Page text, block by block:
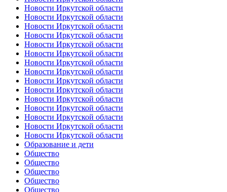
Новости Иркутской области
Новости Иркутской области
Новости Иркутской области
Новости Иркутской области
Новости Иркутской области
Новости Иркутской области
Новости Иркутской области
Новости Иркутской области
Новости Иркутской области
Новости Иркутской области
Новости Иркутской области
Новости Иркутской области
Новости Иркутской области
Новости Иркутской области
Новости Иркутской области
Образование и дети
Общество
Общество
Общество
Общество
Общество